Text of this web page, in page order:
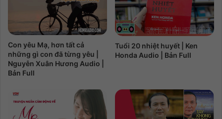
Con yêu Mạ, hơn tất cả
những gì con đã từng yêu |
Nguyễn Xuân Hương Audio |
Bản Full
Tuổi 20 nhiệt huyết | Ken
Honda Audio | Bản Full